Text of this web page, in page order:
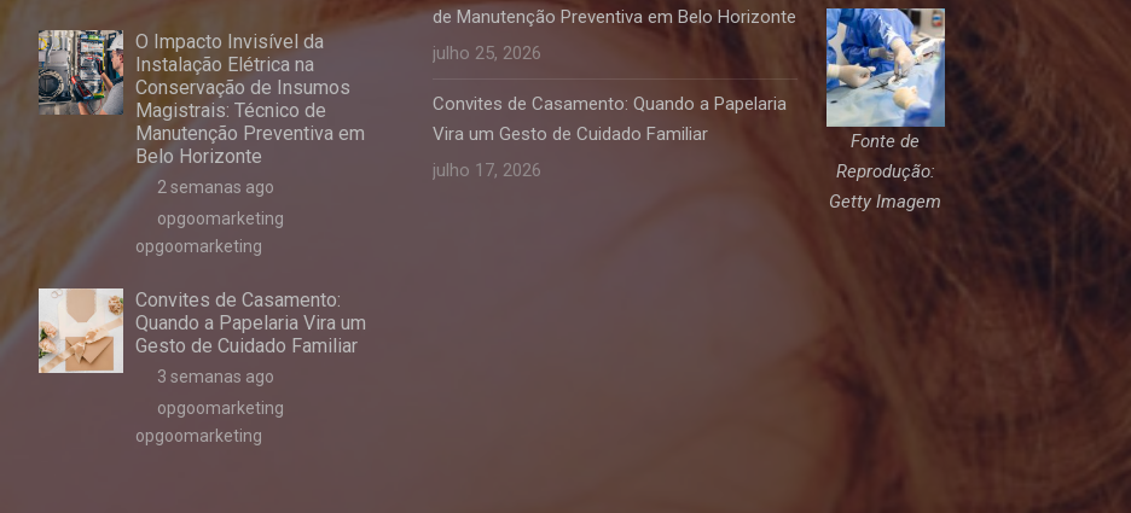
O Impacto Invisível da
Instalação Elétrica na
Conservação de Insumos
Magistrais: Técnico de
Manutenção Preventiva em
Belo Horizonte
2 semanas ago
opgoomarketing
opgoomarketing
Convites de Casamento:
Quando a Papelaria Vira um
Gesto de Cuidado Familiar
3 semanas ago
opgoomarketing
opgoomarketing
de Manutenção Preventiva em Belo Horizonte
julho 25, 2026
Convites de Casamento: Quando a Papelaria
Vira um Gesto de Cuidado Familiar
julho 17, 2026
Fonte de
Reprodução:
Getty Imagem